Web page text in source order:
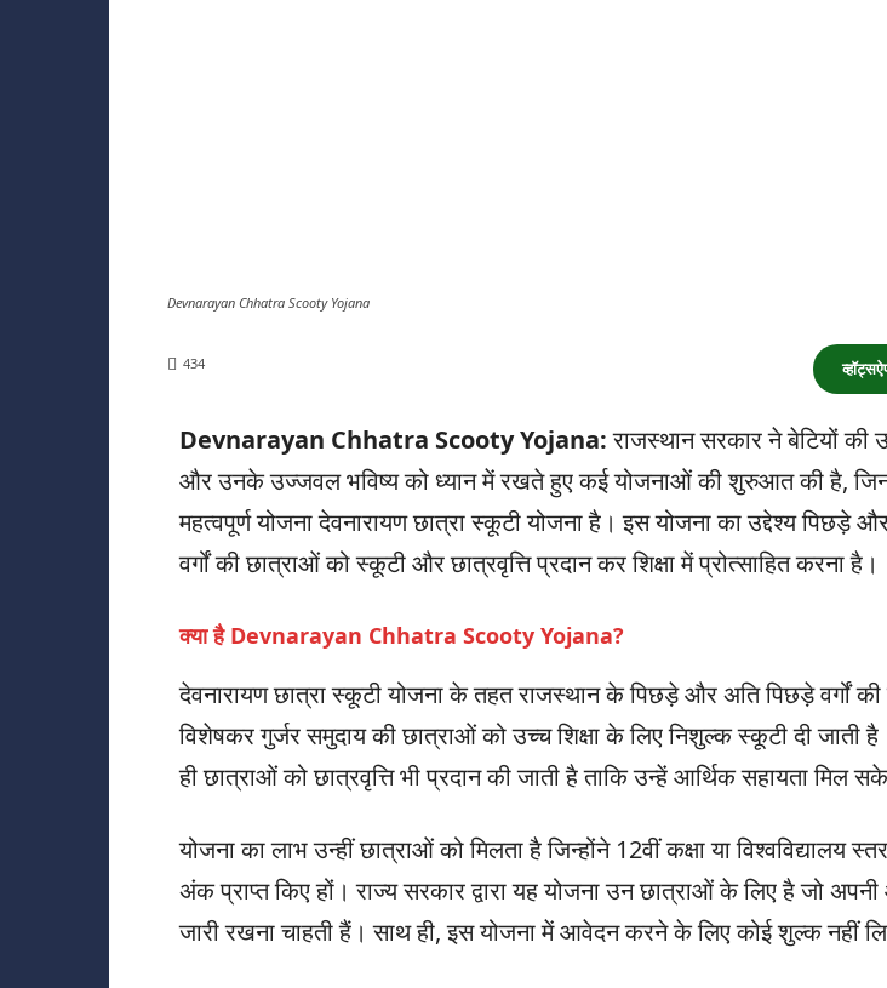
Devnarayan Chhatra Scooty Yojana
434
Devnarayan Chhatra Scooty Yojana:राजस्थान सरकार ने बेटियों की
और उनके उज्जवल भविष्य को ध्यान में रखते हुए कई योजनाओं की शुरुआत की है,
महत्वपूर्ण योजना देवनारायण छात्रा स्कूटी योजना है। इस योजना का उद्देश्य पिछड़े
वर्गों की छात्राओं को स्कूटी और छात्रवृत्ति प्रदान कर शिक्षा में प्रोत्साहित करना है।
क्या है Devnarayan Chhatra Scooty Yojana?
देवनारायण छात्रा स्कूटी योजना के तहत राजस्थान के पिछड़े और अति पिछड़े वर्गों की
विशेषकर गुर्जर समुदाय की छात्राओं को उच्च शिक्षा के लिए निशुल्क स्कूटी दी जाती
ही छात्राओं को छात्रवृत्ति भी प्रदान की जाती है ताकि उन्हें आर्थिक सहायता मिल
योजना का लाभ उन्हीं छात्राओं को मिलता है जिन्होंने 12वीं कक्षा या विश्वविद्यालय
अंक प्राप्त किए हों। राज्य सरकार द्वारा यह योजना उन छात्राओं के लिए है जो
जारी रखना चाहती हैं। साथ ही, इस योजना में आवेदन करने के लिए कोई शुल्क नहीं